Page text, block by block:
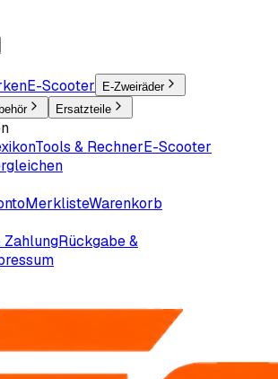
E-Scooter E-Zweiräder
Ersatzteile
Tools & RechnerE-Scooter
MerklisteWarenkorb
ZahlungRückgabe &